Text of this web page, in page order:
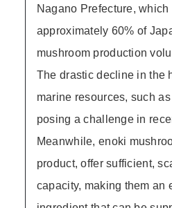
Nagano Prefecture,
approximately 60% of
mushroom production
The drastic decline in the
marine resources, such
posing a challenge in
Meanwhile, enoki
product, offer sufficient,
capacity, making them an